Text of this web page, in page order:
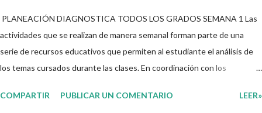
PLANEACIÓN DIAGNOSTICA TODOS LOS GRADOS SEMANA 1 Las
actividades que se realizan de manera semanal forman parte de una
serie de recursos educativos que permiten al estudiante el análisis de
los temas cursados durante las clases. En coordinación con los
su interés con el material que les compartimos para que así, mediante
COMPARTIR PUBLICAR UN COMENTARIO LEER»